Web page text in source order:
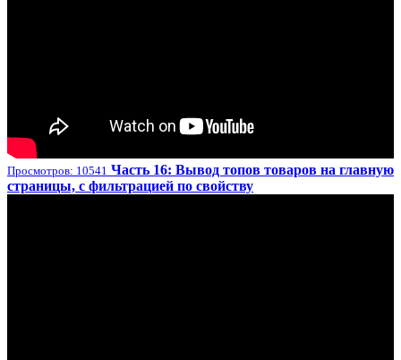
Просмотров: 10541 Часть 16: Вывод топов товаров на главную
страницы, с фильтрацией по свойству